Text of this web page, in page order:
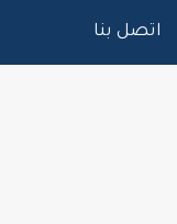
اتصل بنا